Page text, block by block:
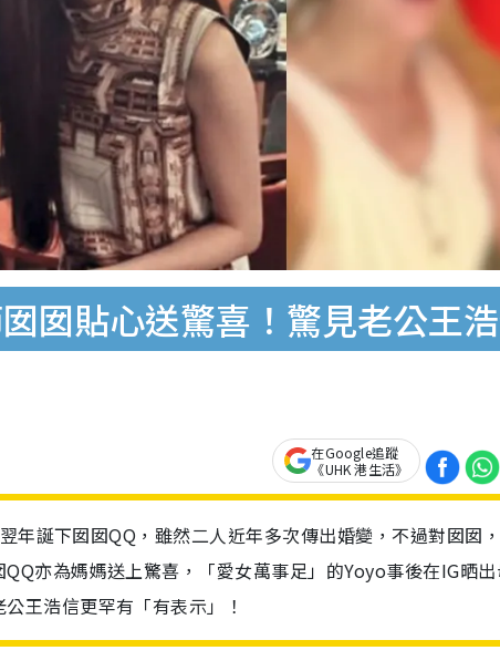
囡貼心送驚喜！驚見老公王
在Google追蹤
《UHK 港生活》
年誕下囡囡QQ，雖然二人近年多次傳出婚變，不過對囡囡
亦為媽媽送上驚喜，「愛女萬事足」的Yoyo事後在IG晒
王浩信更罕有「有表示」！